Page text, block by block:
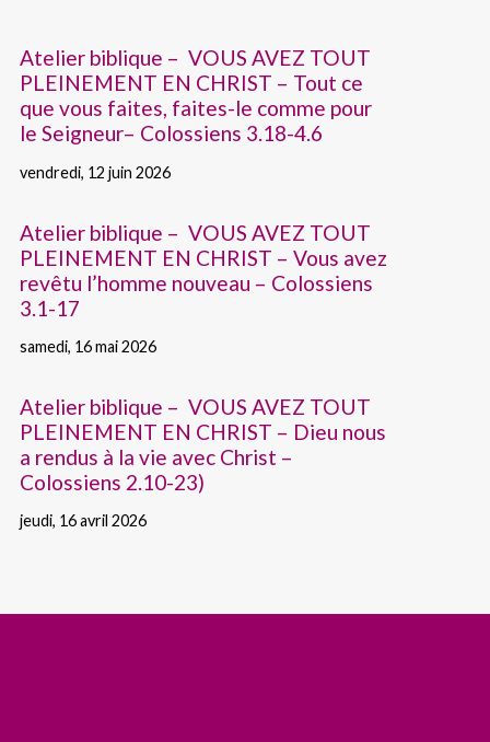
Atelier biblique – VOUS AVEZ TOUT
PLEINEMENT EN CHRIST – Tout ce
que vous faites, faites-le comme pour
le Seigneur– Colossiens 3.18-4.6
vendredi, 12 juin 2026
Atelier biblique – VOUS AVEZ TOUT
PLEINEMENT EN CHRIST – Vous avez
revêtu l’homme nouveau – Colossiens
3.1-17
samedi, 16 mai 2026
Atelier biblique – VOUS AVEZ TOUT
PLEINEMENT EN CHRIST – Dieu nous
a rendus à la vie avec Christ –
Colossiens 2.10-23)
jeudi, 16 avril 2026